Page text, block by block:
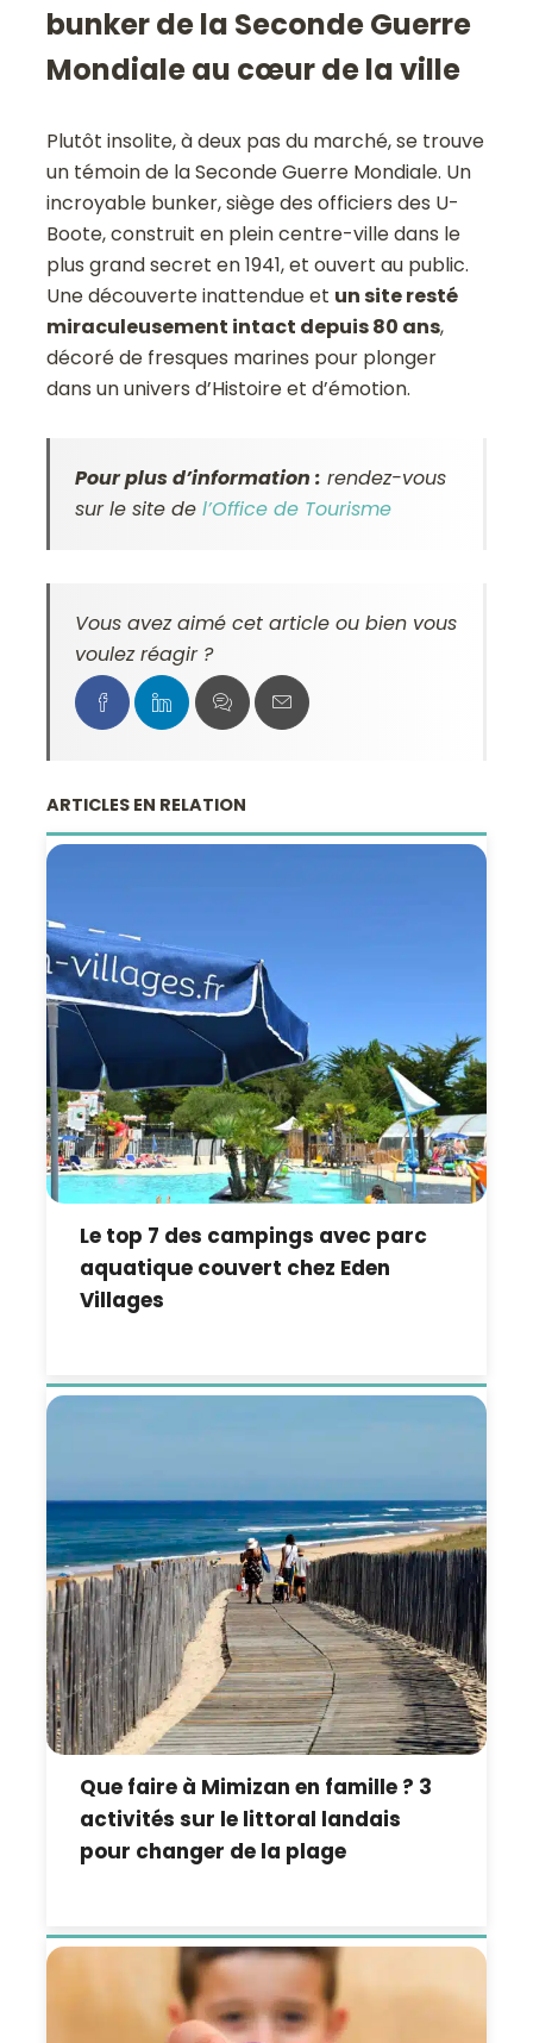
bunker de la Seconde Guerre
Mondiale au cœur de la ville
Plutôt insolite, à deux pas du marché, se trouve
un témoin de la Seconde Guerre Mondiale. Un
incroyable bunker, siège des officiers des U-
Boote, construit en plein centre-ville dans le
plus grand secret en 1941, et ouvert au public.
Une découverte inattendue et un site resté
miraculeusement intact depuis 80 ans,
décoré de fresques marines pour plonger
dans un univers d’Histoire et d’émotion.
Pour plus d’information : rendez-vous
sur le site del’Office de Tourisme
Vous avez aimé cet article ou bien vous
voulez réagir ?
ARTICLES EN RELATION
Le top 7 des campings avec parc
aquatique couvert chez Eden
Villages
Que faire à Mimizan en famille ? 3
activités sur le littoral landais
pour changer de la plage